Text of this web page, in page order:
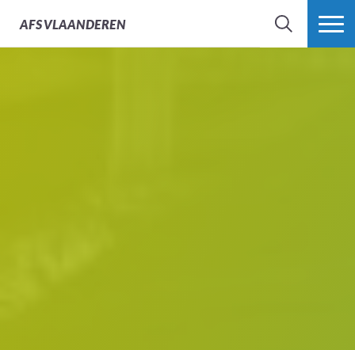
AFSVLAANDEREN
ZOEK MEER